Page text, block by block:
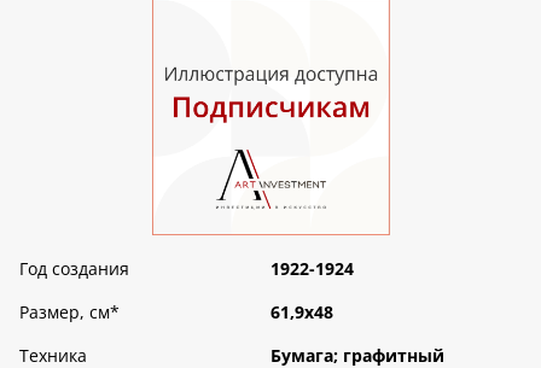
Год создания
1922-1924
Размер, см*
61,9х48
Техника
Бумага; графитный